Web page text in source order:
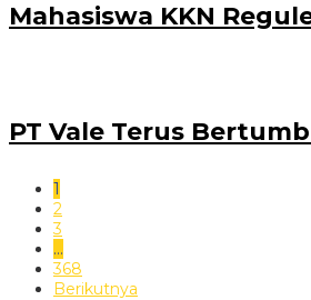
Mahasiswa KKN
PT Vale Terus
1
2
3
…
368
Berikutnya